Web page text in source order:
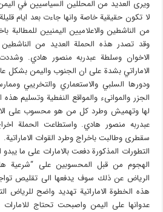
ويرى العديد من المحللين السياسيين في
لا تكون حقيقية خاصة وانها جاءت بعد ايام
من الناشطين والاعلاميين اليمنيين للمطالبة
وقد تصدر هذه الحملة العديد من الناشطين
الاخوان وسلطة عبدربه منصور هادي. وشددت
الاماراتي بشدة على ان الجنوب واليمن بشكل
ودورها السلبي والاستعماري والتخريبي
الجزر والموانىء والمواقع النفطية وتسليم
لها وتهميش وطرد كل من هو محسوب على
عبدربه منصور هادي. واستطاعت الحملة
سقطرى وطالبت باخراج وطرد القوات الاماراتية.
التطورات المذكورة دفعت بالامارات على ما
الهجوم من قبل المحسوبين على “شرعية
الرياض عن ذلك سوف يدفعها الى تقليص
هذه الخطوة الاماراتية تهديد واضح للرياض
عدوانها على اليمن واصبحت تحتاج